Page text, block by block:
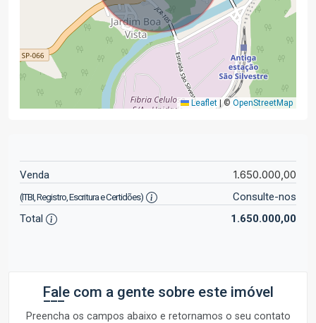
Leaflet |© OpenStreetMap
Venda 1.650.000,00
(ITBI, Registro, Escritura e Certidões)
Consulte-nos
Total
1.650.000,00
Fale com a gente sobre este imóvel
Preencha os campos abaixo e retornamos o seu contato